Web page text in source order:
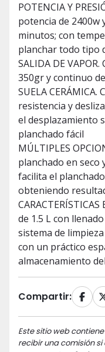
POTENCIA Y
potencia de 2400w
minutos; con
planchar todo tipo
SALIDA DE
350gr y continuo
SUELA
resistencia y
el desplazamiento
planchado fácil
MÚLTIPLES
planchado en seco
facilita el
obteniendo
de 1.5 L con
sistema de
con un práctico
almacenamiento
Compartir:
Este sitio web
recibir una comisión